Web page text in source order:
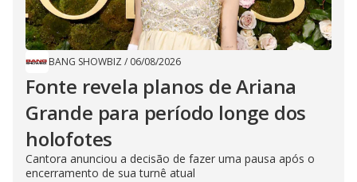
BANG SHOWBIZ / 06/08/2026
Fonte revela planos de Ariana
Grande para período longe dos
holofotes
Cantora anunciou a decisão de fazer uma pausa após o
encerramento de sua turnê atual